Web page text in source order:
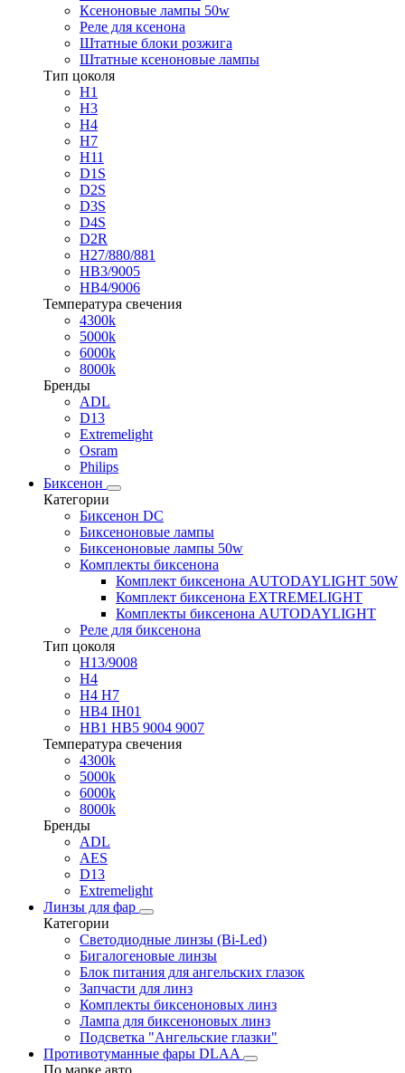
Ксеноновые лампы 50w
Реле для ксенона
Штатные блоки розжига
Штатные ксеноновые лампы
Тип цоколя
H1
H3
H4
H7
H11
D1S
D2S
D3S
D4S
D2R
H27/880/881
HB3/9005
HB4/9006
Температура свечения
4300k
5000k
6000k
8000k
Бренды
ADL
D13
Extremelight
Osram
Philips
Биксенон
Категории
Биксенон DC
Биксеноновые лампы
Биксеноновые лампы 50w
Комплекты биксенона
Комплект биксенона AUTODAYLIGHT 50W
Комплект биксенона EXTREMELIGHT
Комплекты биксенона AUTODAYLIGHT
Реле для биксенона
Тип цоколя
H13/9008
H4
H4 H7
HB4 IH01
HB1 HB5 9004 9007
Температура свечения
4300k
5000k
6000k
8000k
Бренды
ADL
AES
D13
Extremelight
Линзы для фар
Категории
Светодиодные линзы (Bi-Led)
Бигалогеновые линзы
Блок питания для ангельских глазок
Запчасти для линз
Комплекты биксеноновых линз
Лампа для биксеноновых линз
Подсветка "Ангельские глазки"
Противотуманные фары DLAA
По марке авто